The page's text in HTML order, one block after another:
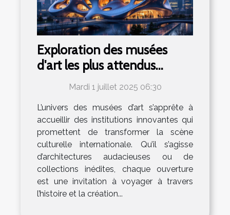
Exploration des musées
d'art les plus attendus
ouvrant leurs portes
prochainement
Mardi 1 juillet 2025 06:30
L’univers des musées d’art s’apprête à
accueillir des institutions innovantes qui
promettent de transformer la scène
culturelle internationale. Qu’il s’agisse
d’architectures audacieuses ou de
collections inédites, chaque ouverture
est une invitation à voyager à travers
l’histoire et la création...